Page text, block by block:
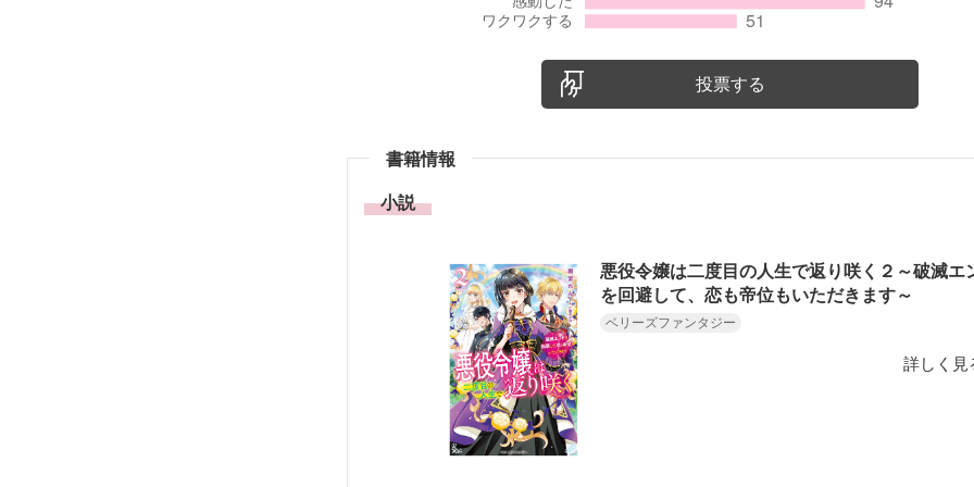
投票する
書籍情報
小説
悪役令嬢は二度目の人生で返り咲く２～破滅エ
を回避して、恋も帝位もいただきます～
ベリーズファンタジー
詳しく